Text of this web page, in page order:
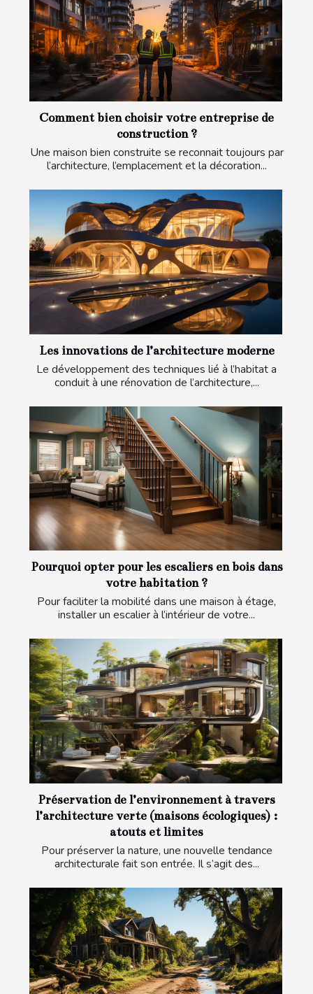
Comment bien choisir votre entreprise de
construction ?
Une maison bien construite se reconnait toujours par
l’architecture, l’emplacement et la décoration...
Les innovations de l’architecture moderne
Le développement des techniques lié à l’habitat a
conduit à une rénovation de l’architecture,...
Pourquoi opter pour les escaliers en bois dans
votre habitation ?
Pour faciliter la mobilité dans une maison à étage,
installer un escalier à l’intérieur de votre...
Préservation de l’environnement à travers
l’architecture verte (maisons écologiques) :
atouts et limites
Pour préserver la nature, une nouvelle tendance
architecturale fait son entrée. Il s’agit des...